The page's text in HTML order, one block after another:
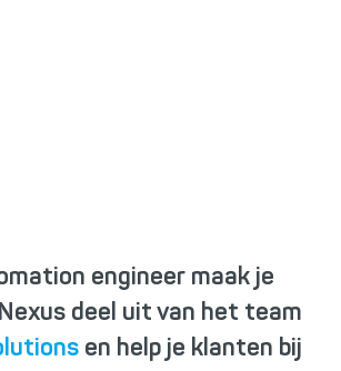
engineer maak je
deel uit van het team
en help je klanten bij